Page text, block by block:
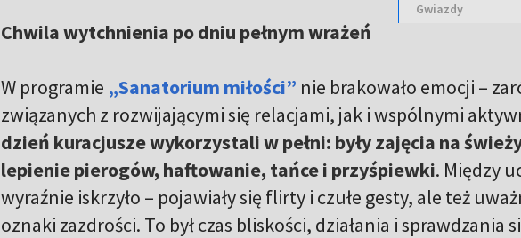
Gwiazdy
Chwila wytchnienia po dniu pełnym wrażeń
W programie „Sanatorium miłości” nie brakowało emocji –
związanych z rozwijającymi się relacjami, jak i wspólnymi
dzień kuracjusze wykorzystali w pełni: były zajęcia na
lepienie pierogów, haftowanie, tańce i przyśpiewki. Między
wyraźnie iskrzyło – pojawiały się flirty i czułe gesty, ale też
oznaki zazdrości. To był czas bliskości, działania i sprawdzania